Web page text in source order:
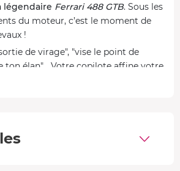
légendaire Ferrari 488 GTB. Sous les
du moteur, c’est le moment de
!
de virage", "vise le point de
ton élan"... Votre copilote affine votre
Une expérience exaltante gravée à